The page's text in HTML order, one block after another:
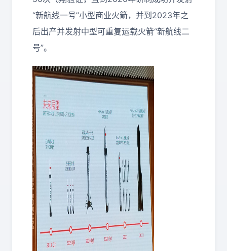
“新航线一号”小型商业火箭，并到2023年之
后出产并发射中型可重复运载火箭“新航线二
号”。